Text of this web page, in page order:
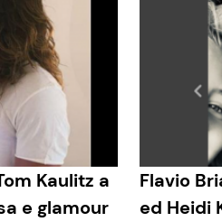
Kaulitz a
e glamour
Flavio
ed Heidi